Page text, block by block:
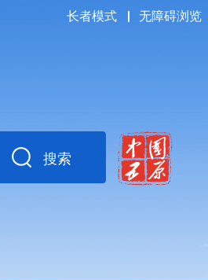
长者模式 无障碍浏览
搜索